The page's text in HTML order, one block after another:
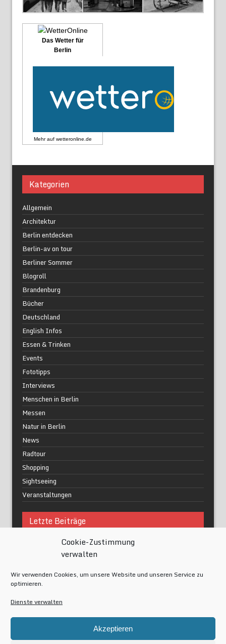
Cookie-Zustimmung
verwalten
Wir verwenden Cookies, um unsere Website und unseren Service zu
optimieren.
Dienste verwalten
Akzeptieren
Das Wetter für
Berlin
Mehr auf wetteronline.de
Kategorien
Allgemein
Architektur
Berlin entdecken
Berlin-av on tour
Berliner Sommer
Blogroll
Brandenburg
Bücher
Deutschland
English Infos
Essen & Trinken
Events
Fototipps
Interviews
Menschen in Berlin
Messen
Natur in Berlin
News
Radtour
Shopping
Sightseeing
Veranstaltungen
Letzte Beiträge
Was macht urbane Lebensqualität wirklich aus?
Grüne Oasen in Berlin
Festival of Lights Berlin 2024
Gesund schlafen im modernen Alltag